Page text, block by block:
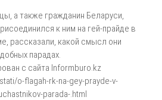
а также гражданин Беларуси,
к ним на гей-прайде в
рассказали, какой смысл они
парадах.
с сайта Informburo.kz
o-flagah-rk-na-gey-prayde-v-
parada-.html